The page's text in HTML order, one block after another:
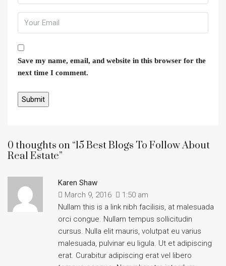
Save my name, email, and website in this browser for the
next time I comment.
0 thoughts on “15 Best Blogs To Follow About
Real Estate”
Karen Shaw
March 9, 2016
1:50 am
Nullam this is a link nibh facilisis, at malesuada
orci congue. Nullam tempus sollicitudin
cursus. Nulla elit mauris, volutpat eu varius
malesuada, pulvinar eu ligula. Ut et adipiscing
erat. Curabitur adipiscing erat vel libero